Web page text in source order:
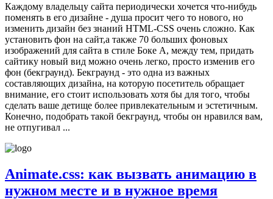
Каждому владельцу сайта периодически хочется что-нибудь
поменять в его дизайне - душа просит чего то нового, но
изменить дизайн без знаний HTML-CSS очень сложно. Как
установить фон на сайт,а также 70 больших фоновых
изображений для сайта в стиле Боке А, между тем, придать
сайтику новый вид можно очень легко, просто изменив его
фон (бекграунд). Бекграунд - это одна из важных
составляющих дизайна, на которую посетитель обращает
внимание, его стоит использовать хотя бы для того, чтобы
сделать ваше детище более привлекательным и эстетичным.
Конечно, подобрать такой бекграунд, чтобы он нравился вам,
не отпугивал ...
Animate.css: как вызвать анимацию в
нужном месте и в нужное время